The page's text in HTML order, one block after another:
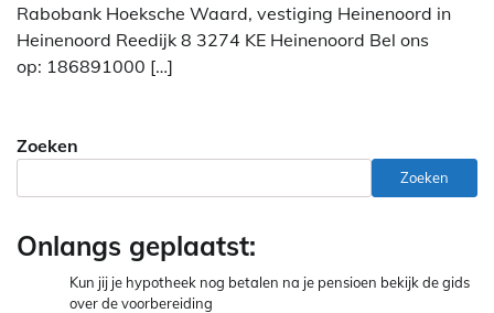
Rabobank Hoeksche Waard, vestiging Heinenoord in
Heinenoord Reedijk 8 3274 KE Heinenoord Bel ons
op: 186891000 […]
Zoeken
Zoeken
Onlangs geplaatst:
Kun jij je hypotheek nog betalen na je pensioen bekijk de gids
over de voorbereiding